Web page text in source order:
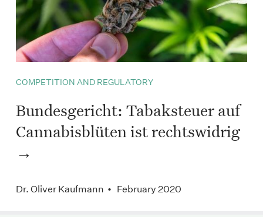
COMPETITION AND REGULATORY
Bundesgericht: Tabaksteuer auf
Cannabisblüten ist rechtswidrig
Dr. Oliver Kaufmann • February 2020